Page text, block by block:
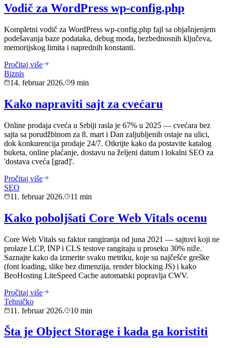
Vodič za WordPress wp-config.php
Kompletni vodič za WordPress wp-config.php fajl sa objašnjenjem
podešavanja baze podataka, debug moda, bezbednosnih ključeva,
memorijskog limita i naprednih konstanti.
Pročitaj više
Biznis
14. februar 2026.
9 min
Kako napraviti sajt za cvećaru
Online prodaja cveća u Srbiji rasla je 67% u 2025 — cvećara bez
sajta sa porudžbinom za 8. mart i Dan zaljubljenih ostaje na ulici,
dok konkurencija prodaje 24/7. Otkrijte kako da postavite katalog
buketa, online plaćanje, dostavu na željeni datum i lokalni SEO za
'dostava cveća [grad]'.
Pročitaj više
SEO
11. februar 2026.
11 min
Kako poboljšati Core Web Vitals ocenu
Core Web Vitals su faktor rangiranja od juna 2021 — sajtovi koji ne
prolaze LCP, INP i CLS testove rangiraju u proseku 30% niže.
Saznajte kako da izmerite svaku metriku, koje su najčešće greške
(font loading, slike bez dimenzija, render blocking JS) i kako
BeoHosting LiteSpeed Cache automatski popravlja CWV.
Pročitaj više
Tehničko
11. februar 2026.
10 min
Šta je Object Storage i kada ga koristiti